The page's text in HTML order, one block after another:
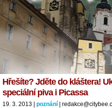
Hřešíte? Jděte do kláštera!
speciální piva i Picassa
19. 3. 2013 | poznání |